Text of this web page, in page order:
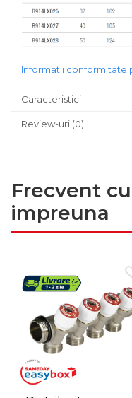
Informatii conformitate
Caracteristici
Review-uri (0)
Frecvent
impreuna